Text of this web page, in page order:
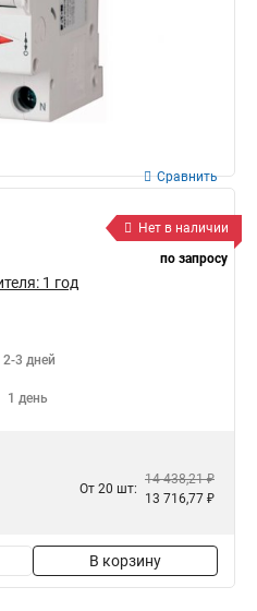
Сравнить
Нет в наличии
по запросу
1 год
2-3 дней
1 день
От 20 шт:
14 438,21 ₽
13 716,77 ₽
В корзину